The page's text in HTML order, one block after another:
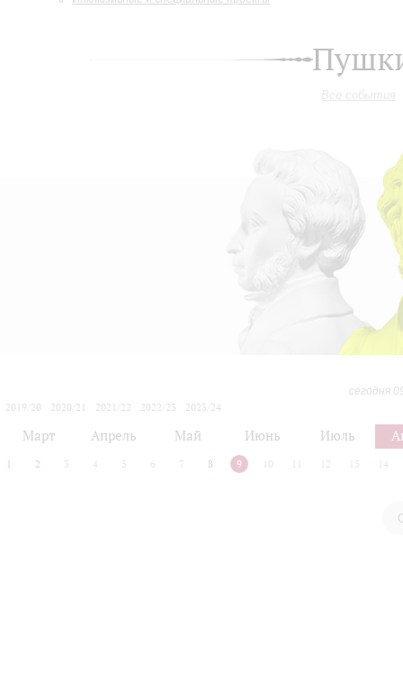
Все события
сегодня
2019/20
2020/21 2021/22 2022/23
2023/24
Март Апрель Май Июнь Июль
1 2 3 4 5 6 7 8 9 10 12 13 14